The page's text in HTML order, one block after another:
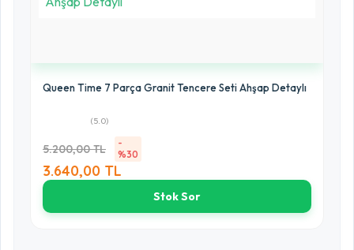
Queen Time 7 Parça Granit Tencere Seti Ahşap Detaylı
(5.0)
5.200,00 TL
-
%30
3.640,00 TL
Stok Sor